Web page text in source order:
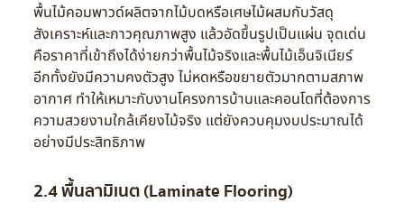
พื้นไม้คอมพาวด์ผลิตจากไม้บดหรือเศษไม้ผสมกับวัสดุ
สังเคราะห์และกาวคุณภาพสูง แล้วอัดขึ้นรูปเป็นแผ่น จุดเด่น
คือราคาที่เข้าถึงได้ง่ายกว่าพื้นไม้จริงและพื้นไม้เอ็นจิเนียร์
อีกทั้งยังมีความคงตัวสูง ไม่หดหรือขยายตัวมากตามสภาพ
อากาศ ทำให้เหมาะกับงานโครงการบ้านและคอนโดที่ต้องการ
ความสวยงามใกล้เคียงไม้จริง แต่ยังควบคุมงบประมาณได้
อย่างมีประสิทธิภาพ
2.4 พื้นลามิเนต (Laminate Flooring)